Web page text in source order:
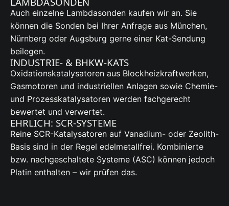
Auch einzelne Lambdasonden kaufen wir an. Sie
können die Sonden bei Ihrer Anfrage aus München,
Nürnberg oder Augsburg gerne einer Kat-Sendung
beilegen.
INDUSTRIE- & BHKW-KATS
Oxidationskatalysatoren aus Blockheizkraftwerken,
Gasmotoren und industriellen Anlagen sowie Chemie-
und Prozesskatalysatoren werden fachgerecht
bewertet und verwertet.
EHRLICH: SCR-SYSTEME
Reine SCR-Katalysatoren auf Vanadium- oder Zeolith-
Basis sind in der Regel edelmetallfrei. Kombinierte
bzw. nachgeschaltete Systeme (ASC) können jedoch
Platin enthalten – wir prüfen das.